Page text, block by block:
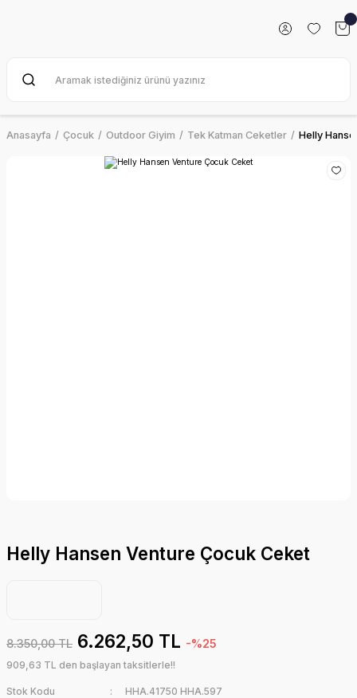
Anasayfa Çocuk Outdoor Giyim Tek Katman Ceketler Helly
Helly Hansen Venture Çocuk Ceket
8.350,00 TL 6.262,50 TL -%25
909,63 TL den başlayan taksitlerle!!
Stok Kodu
HHA.41750 HHA.597